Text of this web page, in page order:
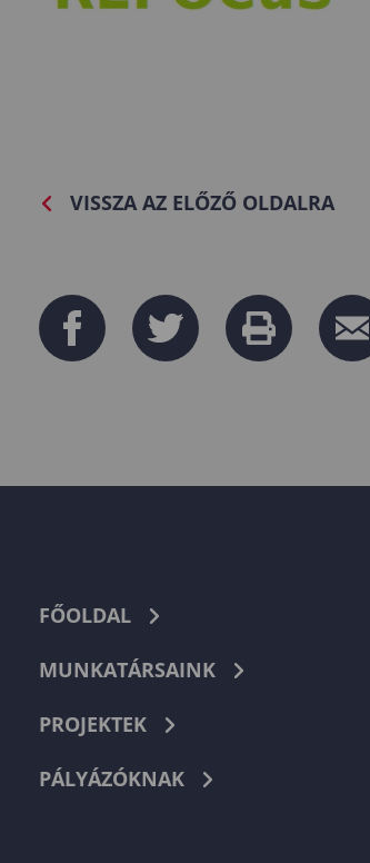
VISSZA AZ ELŐZŐ OLDALRA
FŐOLDAL
MUNKATÁRSAINK
PROJEKTEK
PÁLYÁZÓKNAK